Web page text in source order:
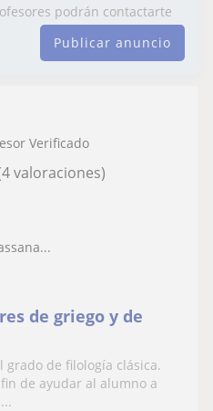
podrán contactarte
Publicar anuncio
Verificado
valoraciones)
de griego y de
de filología clásica.
de ayudar al alumno a